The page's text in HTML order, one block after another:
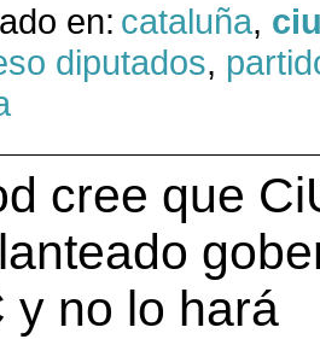
en: cataluña,
diputados,
cree que
y no lo hará